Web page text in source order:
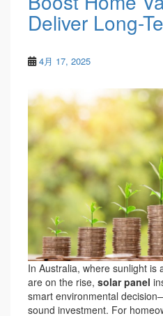
Deliver Long-
4月 17, 2025
In Australia, where sunlight is
are on the rise, solar panel
smart environmental
sound investment. For